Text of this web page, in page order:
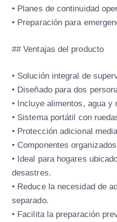
• Planes de continuidad
• Preparación para
## Ventajas del producto
• Solución integral de
• Diseñado para dos
• Incluye alimentos, agua y
• Sistema portátil con
• Protección adicional
• Componentes
• Ideal para hogares
desastres.
• Reduce la necesidad de
separado.
• Facilita la preparación